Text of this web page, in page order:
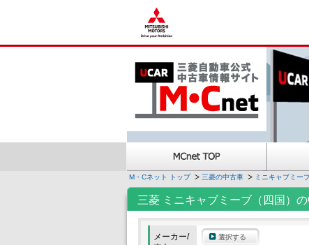
M・Cネット トップ 三菱の中古車 ミニキャブミー
三菱 ミニキャブミーブ（四国）
メーカー/
選択する